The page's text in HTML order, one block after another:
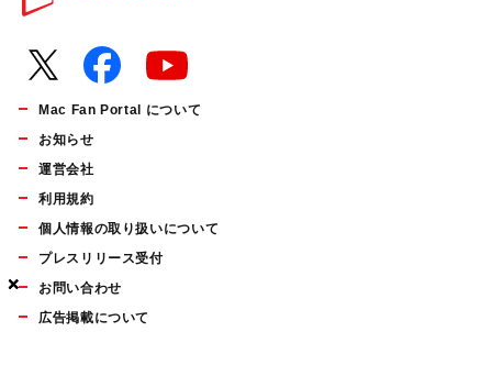
×
×
×
Mac Fan Portal について
お知らせ
運営会社
利用規約
個人情報の取り扱いについて
プレスリリース受付
お問い合わせ
広告掲載について